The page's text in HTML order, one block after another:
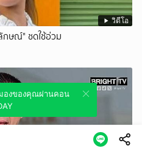
วิดีโอ
กษณ์" ชดใช้อ่วม
เทนต์นี้บน
องของคุณผ่านคอน